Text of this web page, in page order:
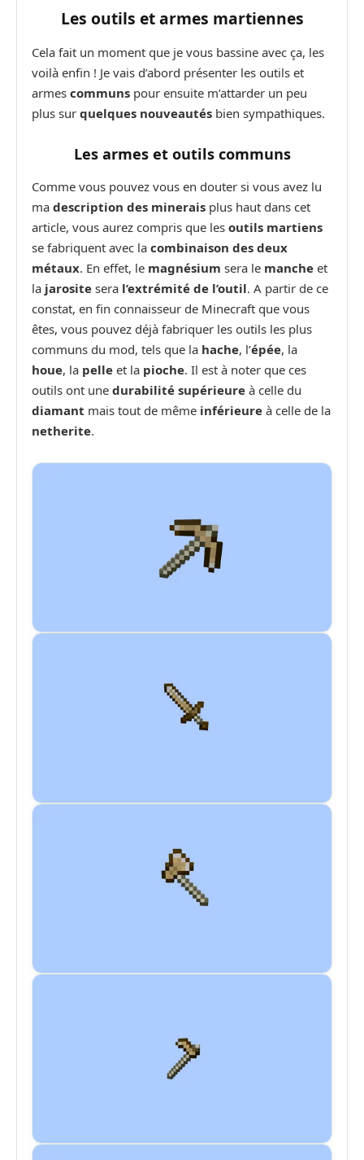
Les outils et armes martiennes
Cela fait un moment que je vous bassine avec ça, les
voilà enfin ! Je vais d’abord présenter les outils et
armes communs pour ensuite m’attarder un peu
plus sur quelques nouveautés bien sympathiques.
Les armes et outils communs
Comme vous pouvez vous en douter si vous avez lu
ma description des minerais plus haut dans cet
article, vous aurez compris que les outils martiens
se fabriquent avec la combinaison des deux
métaux. En effet, le magnésium sera le manche et
la jarosite sera l’extrémité de l’outil. A partir de ce
constat, en fin connaisseur de Minecraft que vous
êtes, vous pouvez déjà fabriquer les outils les plus
communs du mod, tels que la hache, l’épée, la
houe, la pelle et la pioche. Il est à noter que ces
outils ont une durabilité supérieure à celle du
diamant mais tout de même inférieure à celle de la
netherite.